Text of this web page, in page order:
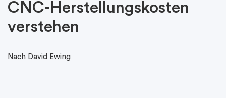
CNC-Herstellungskosten
verstehen
Nach David Ewing